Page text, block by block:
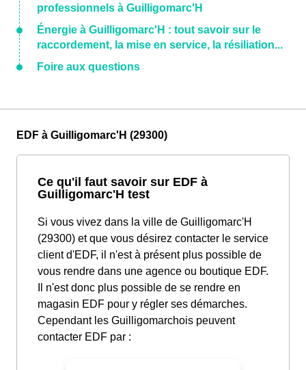
professionnels à Guilligomarc'H
Énergie à Guilligomarc'H : tout savoir sur le
raccordement, la mise en service, la résiliation...
Foire aux questions
EDF à Guilligomarc'H (29300)
Ce qu'il faut savoir sur EDF à
Guilligomarc'H test
Si vous vivez dans la ville de Guilligomarc'H
(29300) et que vous désirez contacter le service
client d'EDF, il n'est à présent plus possible de
vous rendre dans une agence ou boutique EDF.
Il n'est donc plus possible de se rendre en
magasin EDF pour y régler ses démarches.
Cependant les Guilligomarchois peuvent
contacter EDF par :